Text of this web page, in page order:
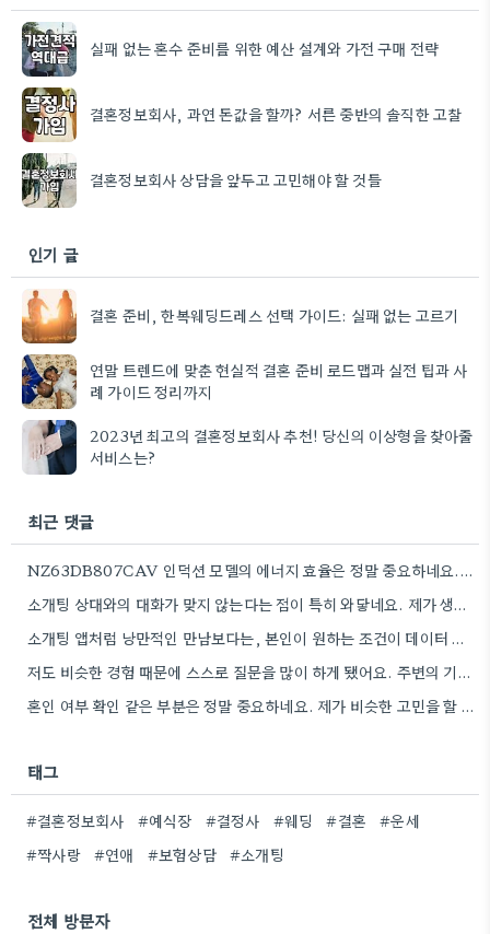
실패 없는 혼수 준비를 위한 예산 설계와 가전 구매 전략
결혼정보회사, 과연 돈값을 할까? 서른 중반의 솔직한 고찰
결혼정보회사 상담을 앞두고 고민해야 할 것들
인기 글
결혼 준비, 한복웨딩드레스 선택 가이드: 실패 없는 고르기
연말 트렌드에 맞춘 현실적 결혼 준비 로드맵과 실전 팁과 사
례 가이드 정리까지
2023년 최고의 결혼정보회사 추천! 당신의 이상형을 찾아줄
서비스는?
최근 댓글
NZ63DB807CAV 인덕션 모델의 에너지 효율은 정말 중요하네요. 특히 전기세 많이 나오는데, 에너지 효율 등급 꼼꼼히…
소개팅 상대와의 대화가 맞지 않는다는 점이 특히 와닿네요. 제가 생각하는 것도 비슷했는데, 경험을 통해 구체적인…
소개팅 앱처럼 낭만적인 만남보다는, 본인이 원하는 조건이 데이터 기반으로 잘 맞는지 꼼꼼히 확인하는 게 중요하겠네요.
저도 비슷한 경험 때문에 스스로 질문을 많이 하게 됐어요. 주변의 기대 때문에 결정짓는 것보다, 본인이…
혼인 여부 확인 같은 부분은 정말 중요하네요. 제가 비슷한 고민을 할 때, 단순히 조건만 보려고…
태그
#결혼정보회사 #예식장 #결정사 #웨딩 #결혼
#운세
#짝사랑
#연애 #보험상담 #소개팅
전체 방문자